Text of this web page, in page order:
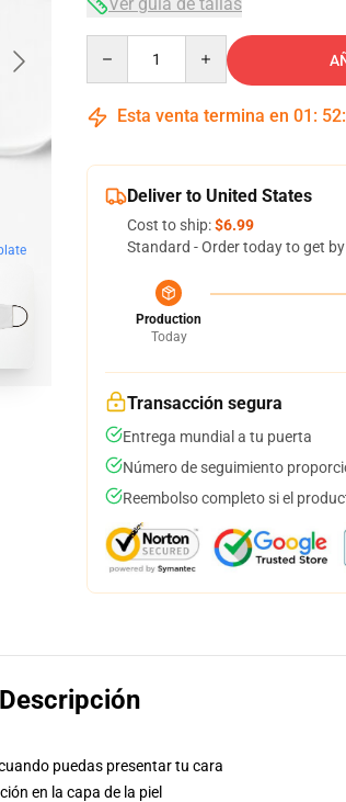
Esta venta termina en 01 : 52:
Deliver to United States
Cost to ship:$6.99
Standard - Order today to get by
Production
Today
Transacción segura
Entrega mundial a tu puerta
Número de seguimiento
Reembolso completo si el
Descripción
puedas presentar tu cara
en la capa de la piel